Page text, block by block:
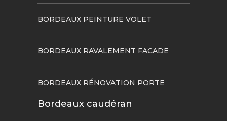
BORDEAUX PEINTURE VOLET
BORDEAUX RAVALEMENT FACADE
BORDEAUX RÉNOVATION PORTE
Bordeaux caudéran